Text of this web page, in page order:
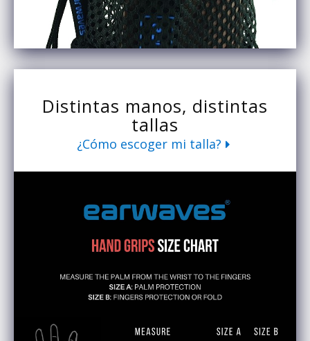
Distintas manos, distintas
tallas
¿Cómo escoger mi talla?